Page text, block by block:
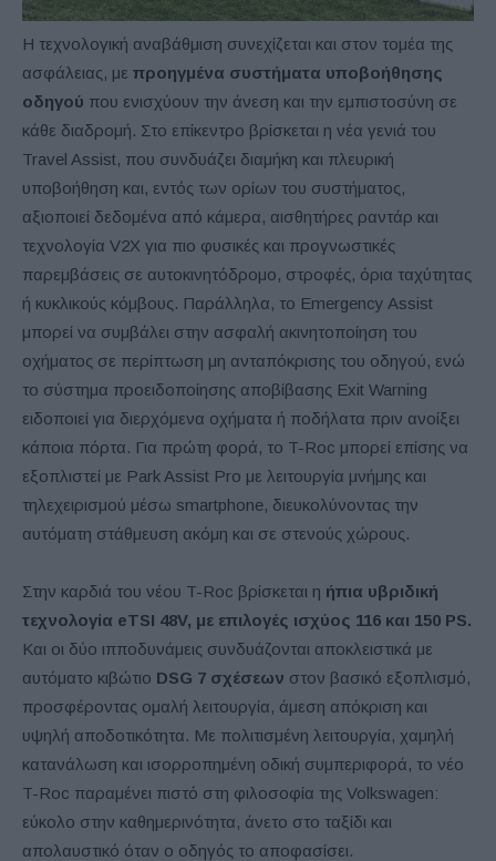
Η τεχνολογική αναβάθμιση συνεχίζεται και στον τομέα της
ασφάλειας, με προηγμένα συστήματα υποβοήθησης
οδηγού που ενισχύουν την άνεση και την εμπιστοσύνη σε
κάθε διαδρομή. Στο επίκεντρο βρίσκεται η νέα γενιά του
Travel Assist, που συνδυάζει διαμήκη και πλευρική
υποβοήθηση και, εντός των ορίων του συστήματος,
αξιοποιεί δεδομένα από κάμερα, αισθητήρες ραντάρ και
τεχνολογία V2X για πιο φυσικές και προγνωστικές
παρεμβάσεις σε αυτοκινητόδρομο, στροφές, όρια ταχύτητας
ή κυκλικούς κόμβους. Παράλληλα, το Emergency Assist
μπορεί να συμβάλει στην ασφαλή ακινητοποίηση του
οχήματος σε περίπτωση μη ανταπόκρισης του οδηγού, ενώ
το σύστημα προειδοποίησης αποβίβασης Exit Warning
ειδοποιεί για διερχόμενα οχήματα ή ποδήλατα πριν ανοίξει
κάποια πόρτα. Για πρώτη φορά, το T-Roc μπορεί επίσης να
εξοπλιστεί με Park Assist Pro με λειτουργία μνήμης και
τηλεχειρισμού μέσω smartphone, διευκολύνοντας την
αυτόματη στάθμευση ακόμη και σε στενούς χώρους.
Στην καρδιά του νέου T-Roc βρίσκεται η ήπια υβριδική
τεχνολογία eTSI 48V, με επιλογές ισχύος 116 και 150 PS.
Και οι δύο ιπποδυνάμεις συνδυάζονται αποκλειστικά με
αυτόματο κιβώτιο DSG 7 σχέσεων στον βασικό εξοπλισμό,
προσφέροντας ομαλή λειτουργία, άμεση απόκριση και
υψηλή αποδοτικότητα. Με πολιτισμένη λειτουργία, χαμηλή
κατανάλωση και ισορροπημένη οδική συμπεριφορά, το νέο
T-Roc παραμένει πιστό στη φιλοσοφία της Volkswagen:
εύκολο στην καθημερινότητα, άνετο στο ταξίδι και
απολαυστικό όταν ο οδηγός το αποφασίσει.